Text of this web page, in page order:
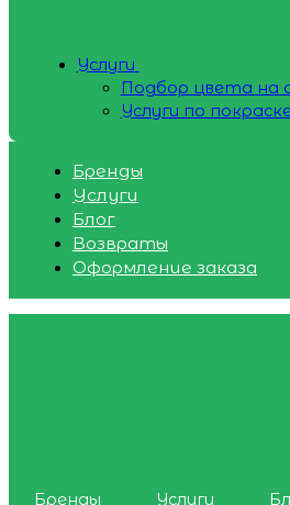
Услуги
Подбор цвета на
Услуги по
Бренды
Услуги
Блог
Возвраты
Оформление заказа
Бренды Услуги